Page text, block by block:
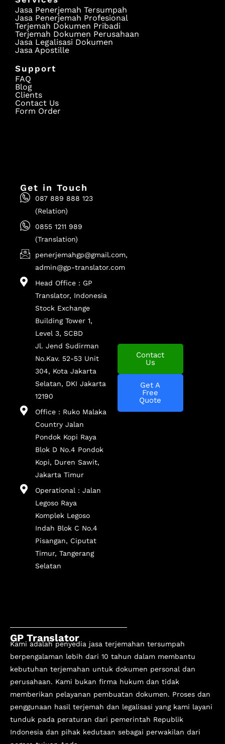
Jasa Penerjemah Tersumpah
Jasa Penerjemah Profesional
Terjemah Dokumen Pribadi
Terjemah Dokumen Perusahaan
Jasa Legalisasi Dokumen
Jasa Apostille
Support
FAQ
Blog
Clients
Contact Us
Form Order
Get in Touch
087 889 888 123
(Relation)
0855 1211 989
(Translation)
penerjemahgp@gmail.com,
admin@gp-translator.com
Head Office : GP
Translator, Indonesia
Stock Exchange
Building Tower 1,
Level 3, SCBD
Jl. Jend Sudirman
No.Kav. 52-53 Unit
304, Kota Jakarta
Selatan, DKI Jakarta
12190
Office : Ruko Malaka
Country Jalan
Pondok Kopi Raya
Blok D No.4 Pondok
Kopi, Duren Sawit,
Jakarta Timur
Operational : Jalan
Legoso Raya
Komplek Legoso
Indah Blok C No.4
Pisangan, Ciputat
Timur, Tangerang
Selatan
Contact
Us
Get A
Free
Quote
GP Translator
Kami adalah penyedia jasa terjemahan tersumpah
berpengalaman lebih dari 10 tahun dalam membantu
kebutuhan terjemahan untuk dokumen personal dan
perusahaan. Kami bukan firma hukum dan tidak
memberikan pelayanan pembuatan dokumen. Proses dan
penggunaan hasil terjemah dan legalisasi yang kami layani
tunduk pada peraturan dari pemerintah Republik
Indonesia dan pihak kedutaan sebagai perwakilan dari